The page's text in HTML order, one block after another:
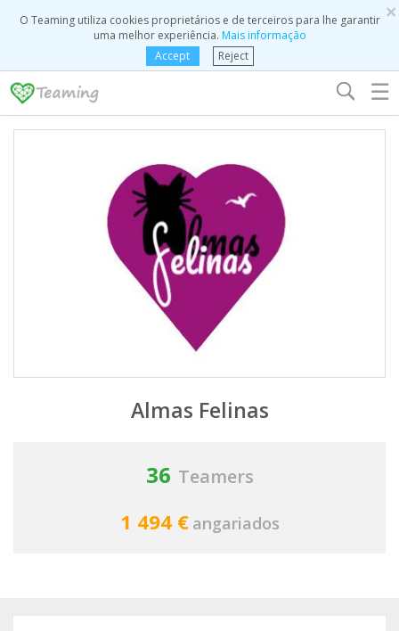
×
O Teaming utiliza cookies proprietários e de terceiros para lhe garantir
uma melhor experiência. Mais informação
Accept
Reject
☰
Almas Felinas
36 Teamers
1 494 € angariados